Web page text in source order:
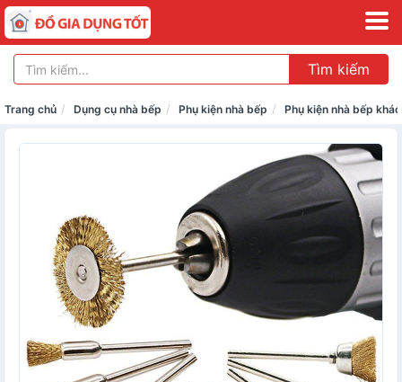
Tìm kiếm
Trang chủ Dụng cụ nhà bếp Phụ kiện nhà bếp Phụ kiện nhà bếp khác